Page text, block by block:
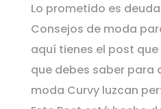
Lo prometido es
Consejos de moda
aquí tienes el post
que debes saber para
moda Curvy luzcan